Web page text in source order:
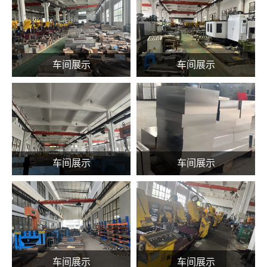
车间展示 车间展示
车间展示 车间展示
车间展示 车间展示